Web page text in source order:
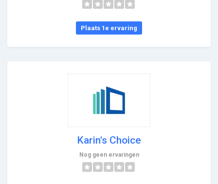
Plaats 1e ervaring
Karin's Choice
Nog geen ervaringen